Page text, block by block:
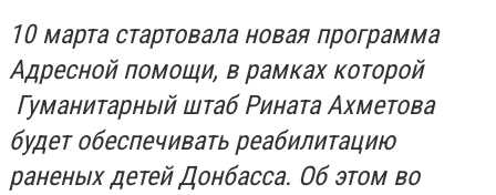
10 марта стартовала новая программа
Адресной помощи, в рамках которой
Гуманитарный штаб Рината Ахметова
будет обеспечивать реабилитацию
раненых детей Донбасса. Об этом во